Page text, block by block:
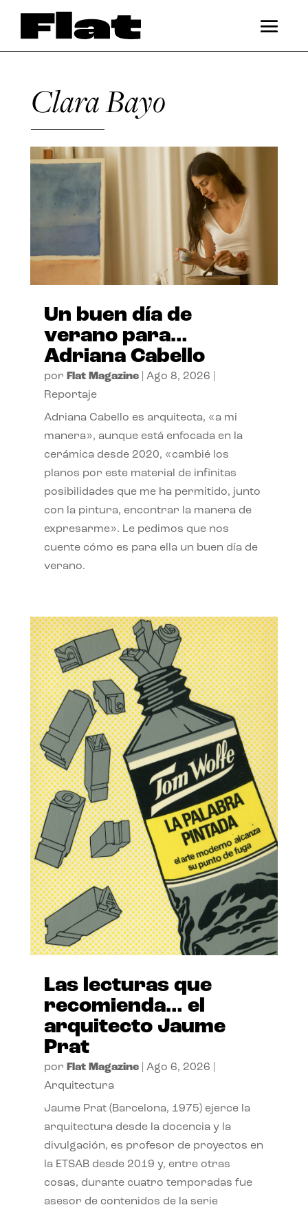
Clara Bayo
Un buen día de
verano para…
Adriana Cabello
por Flat Magazine| Ago 8, 2026
Reportaje
Adriana Cabello es arquitecta, «a mi
manera», aunque está enfocada en la
cerámica desde 2020, «cambié los
planos por este material de infinitas
posibilidades que me ha permitido, junto
con la pintura, encontrar la manera de
expresarme». Le pedimos que nos
cuente cómo es para ella un buen día de
verano.
Las lecturas que
recomienda… el
arquitecto Jaume
Prat
por Flat Magazine| Ago 6, 2026
Arquitectura
Jaume Prat (Barcelona, 1975) ejerce la
arquitectura desde la docencia y la
divulgación, es profesor de proyectos en
la ETSAB desde 2019 y, entre otras
cosas, durante cuatro temporadas fue
asesor de contenidos de la serie